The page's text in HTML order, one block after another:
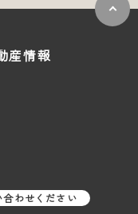
産情報
わせください